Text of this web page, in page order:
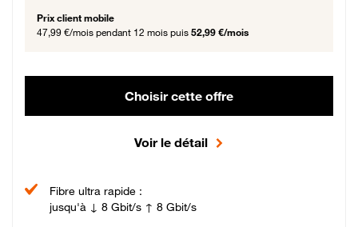
Prix client mobile
47,99 €/mois pendant 12 mois puis 52,99 €/mois
Choisir cette offre
Voir le détail
Fibre ultra rapide :
jusqu'à ↓ 8 Gbit/s ↑ 8 Gbit/s